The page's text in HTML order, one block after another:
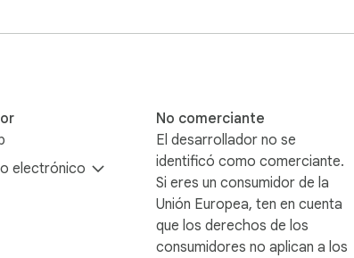
electrónico
No comerciante
El desarrollador no se
identificó como comerciante.
Si eres un consumidor de la
Unión Europea, ten en cuenta
que los derechos de los
consumidores no aplican a los